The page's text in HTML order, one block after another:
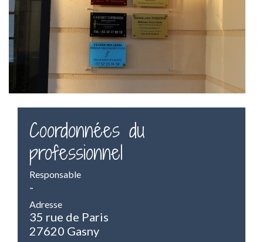
Coordonnées du
professionnel
Responsable
-
Adresse
35 rue de Paris
27620 Gasny